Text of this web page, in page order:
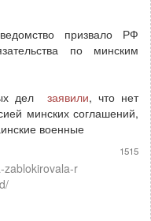
призвало РФ
по минским
дел заявили, что нет
минских соглашений,
военные
zablokirovala-r
1515